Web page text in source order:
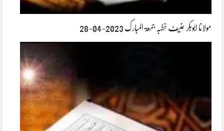
مولانا ابوبکر حنیف خطبہ جمعۃ المبارک 2023-04-28